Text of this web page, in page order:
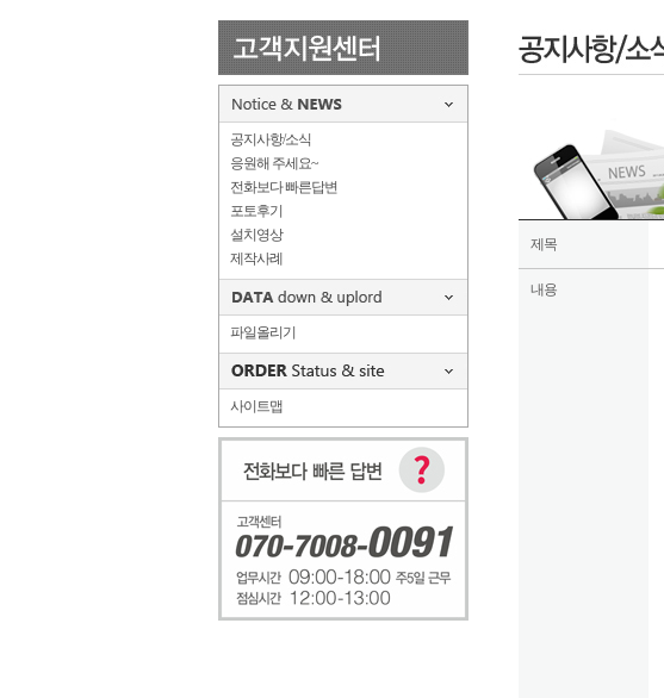
공지사항/소식
응원해 주세요~
전화보다 빠른답변
포토후기
설치영상
제작사례
파일올리기
사이트맵
제목
내용